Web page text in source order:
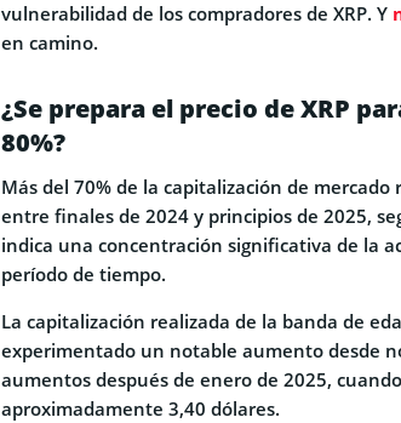
vulnerabilidad de los compradores de XRP. Y
en camino.
¿Se prepara el precio de XRP
80%?
Más del 70% de la capitalización de mercado
entre finales de 2024 y principios de 2025,
indica una concentración significativa de la
período de tiempo.
La capitalización realizada de la banda de
experimentado un notable aumento desde
aumentos después de enero de 2025,
aproximadamente 3,40 dólares.